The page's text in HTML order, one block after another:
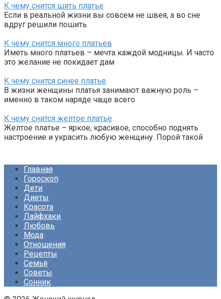
К чему снится шить платье
Если в реальной жизни вы совсем не швея, а во сне
вдруг решили пошить
К чему снится много платьев
Иметь много платьев – мечта каждой модницы. И часто
это желание не покидает дам
К чему снится синее платье
В жизни женщины платья занимают важную роль –
именно в таком наряде чаще всего
К чему снится желтое платье
Желтое платье – яркое, красивое, способно поднять
настроение и украсить любую женщину. Порой такой
Главная
Гороскоп
Дети
Диеты
Красота
Лайфхаки
Любовь
Мода
Отношения
Рецепты
Семья
Советы
Сонник